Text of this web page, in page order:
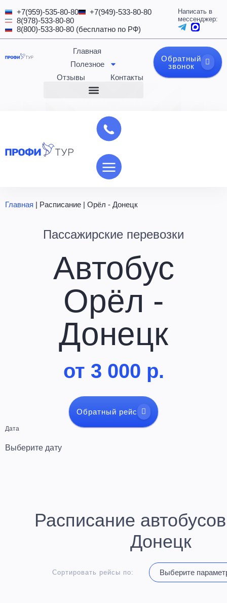
+7(959)-535-80-80
+7(949)-533-80-80
8(978)-533-80-80
8(800)-533-80-80 (бесплатно по РФ)
Написать в
мессенджер:
Главная
Полезное
Отзывы
Контакты
Обратный
звонок
Главная | Расписание | Орёл - Донецк
Пассажирские перевозки
Автобус
Орёл -
Донецк
от 3 000 р.
Обратный рейс
Дата
Расписание
Донецк
Сортировать рейсы по: